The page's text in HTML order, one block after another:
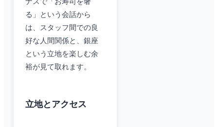
る」という会話から
は、スタッフ間での良
好な人間関係と、銀座
という立地を楽しむ余
裕が見て取れます。
立地とアクセス